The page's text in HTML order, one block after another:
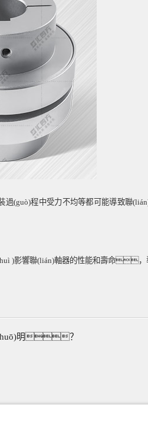
程中受力不均等都可能導致聯
)影響聯(lián)軸器的性能和壽命，
(shuō)明？